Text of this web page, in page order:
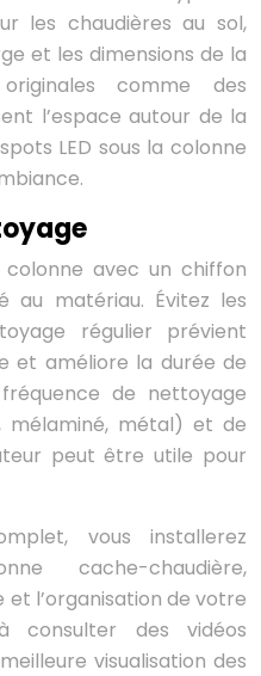
les chaudières au sol,
et les dimensions de la
comme des
l’espace autour de la
LED sous la colonne
avec un chiffon
au matériau. Évitez les
régulier prévient
et améliore la durée de
de nettoyage
mélaminé, métal) et de
peut être utile pour
vous installerez
cache-chaudière,
et l’organisation de votre
consulter des vidéos
visualisation des